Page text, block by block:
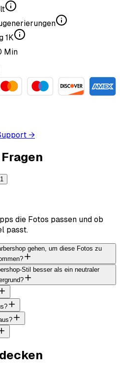
1K
Min
→
1
die Fotos passen und ob
passt.
gehen, um diese Fotos zu
Stil besser als ein neutraler